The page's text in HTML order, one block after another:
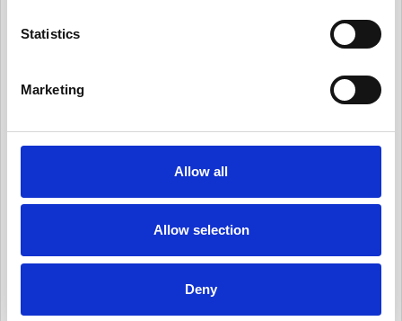
Statistics
Marketing
Allow all
Allow selection
Deny
に管理する
ったものとする
有用情報_新規業務を開始する際、プライバシー
への取組みを反映させる
有用情報_データ侵害マネジメント・プログラム
を定常的に更新する
有用情報_日常業務でのデータの取扱いとルール